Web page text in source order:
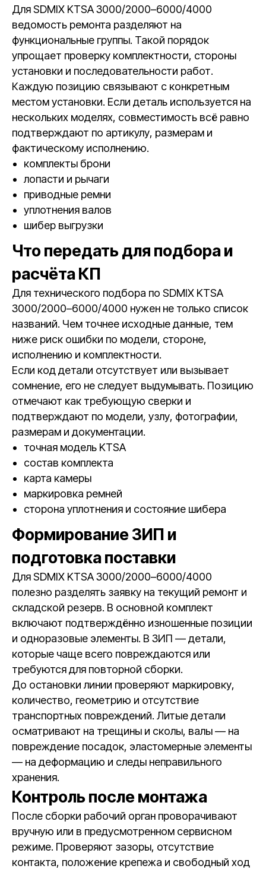
Для SDMIX KTSA 3000/2000–6000/4000
ведомость ремонта разделяют на
функциональные группы. Такой порядок
упрощает проверку комплектности, стороны
установки и последовательности работ.
Каждую позицию связывают с конкретным
местом установки. Если деталь используется на
нескольких моделях, совместимость всё равно
подтверждают по артикулу, размерам и
фактическому исполнению.
комплекты брони
лопасти и рычаги
приводные ремни
уплотнения валов
шибер выгрузки
Что передать для подбора и
расчёта КП
Для технического подбора по SDMIX KTSA
3000/2000–6000/4000 нужен не только список
названий. Чем точнее исходные данные, тем
ниже риск ошибки по модели, стороне,
исполнению и комплектности.
Если код детали отсутствует или вызывает
сомнение, его не следует выдумывать. Позицию
отмечают как требующую сверки и
подтверждают по модели, узлу, фотографии,
размерам и документации.
точная модель KTSA
состав комплекта
карта камеры
маркировка ремней
сторона уплотнения и состояние шибера
Формирование ЗИП и
подготовка поставки
Для SDMIX KTSA 3000/2000–6000/4000
полезно разделять заявку на текущий ремонт и
складской резерв. В основной комплект
включают подтверждённо изношенные позиции
и одноразовые элементы. В ЗИП — детали,
которые чаще всего повреждаются или
требуются для повторной сборки.
До остановки линии проверяют маркировку,
количество, геометрию и отсутствие
транспортных повреждений. Литые детали
осматривают на трещины и сколы, валы — на
повреждение посадок, эластомерные элементы
— на деформацию и следы неправильного
хранения.
Контроль после монтажа
После сборки рабочий орган проворачивают
вручную или в предусмотренном сервисном
режиме. Проверяют зазоры, отсутствие
контакта, положение крепежа и свободный ход